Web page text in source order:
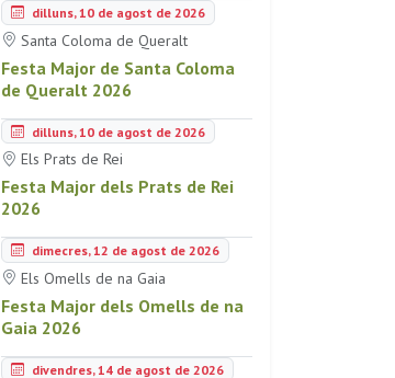
dilluns, 10 de agost de 2026
Santa Coloma de Queralt
Festa Major de Santa Coloma
de Queralt 2026
dilluns, 10 de agost de 2026
Els Prats de Rei
Festa Major dels Prats de Rei
2026
dimecres, 12 de agost de 2026
Els Omells de na Gaia
Festa Major dels Omells de na
Gaia 2026
divendres, 14 de agost de 2026